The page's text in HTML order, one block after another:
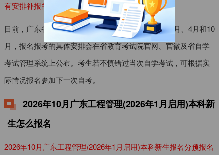
有安排补报的，考生只能等下一次报名时间内再报考。
目前，广东省自学考试每年安排3次考试，分别定在1月、4月和10
月，报名报考的具体安排会在省教育考试院官网、官微及省自学
考试管理系统上公布。考生若不慎错过当次自学考试，可根据实
际情况报名参加下一次自考。
2026年10月广东工程管理(2026年1月启用)本科新
生怎么报名
2026年10月广东工程管理(2026年1月启用)本科新生报名分预报名